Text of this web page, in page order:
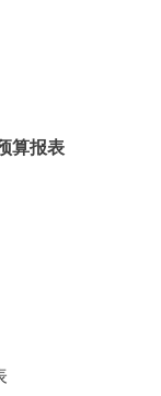
办
算报表